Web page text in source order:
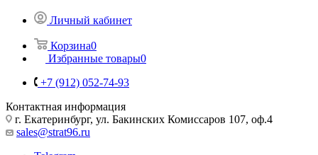
Личный кабинет
Корзина0
Избранные товары0
+7 (912) 052-74-93
Контактная информация
г. Екатеринбург, ул. Бакинских Комиссаров 107, оф.4
sales@strat96.ru